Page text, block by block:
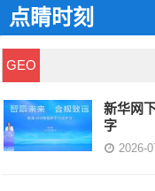
点睛时刻
GEO
新华网
字
2026-